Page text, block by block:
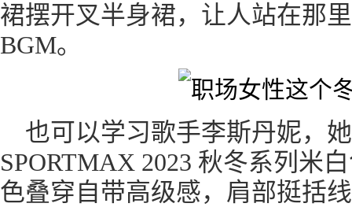
裙摆开叉半身裙，让人站在那
BGM。
也可以学习歌手李斯丹妮，
SPORTMAX 2023 秋冬系列米
色叠穿自带高级感，肩部挺括